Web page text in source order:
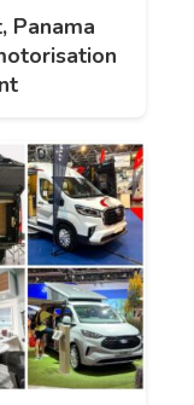
Panama